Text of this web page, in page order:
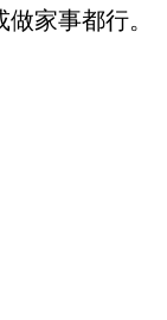
家事都行。